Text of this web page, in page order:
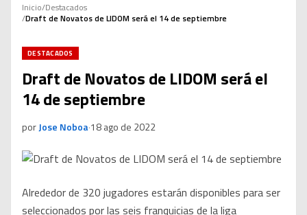
Inicio/Destacados
/Draft de Novatos de LIDOM será el 14 de septiembre
DESTACADOS
Draft de Novatos de LIDOM será el
14 de septiembre
porJose Noboa·18 ago de 2022
Alrededor de 320 jugadores estarán disponibles para ser
seleccionados por las seis franquicias de la liga